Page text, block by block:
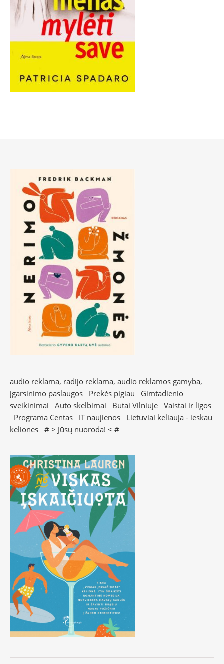
audio reklama, radijo reklama, audio reklamos gamyba,
įgarsinimo paslaugos
Prekės pigiau
Gimtadienio
sveikinimai
Auto skelbimai Butai Vilniuje Vaistai ir ligos
Programa Centas
IT naujienos
Lietuviai keliauja - ieskau
keliones # > Jūsų nuoroda! < #